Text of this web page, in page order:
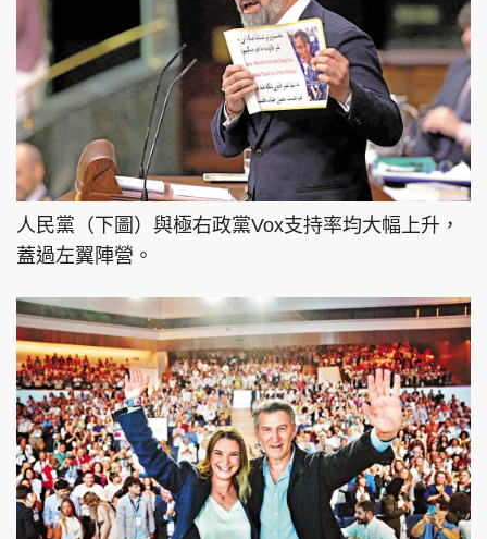
人民黨（下圖）與極右政黨Vox支持率均大幅上升，
蓋過左翼陣營。